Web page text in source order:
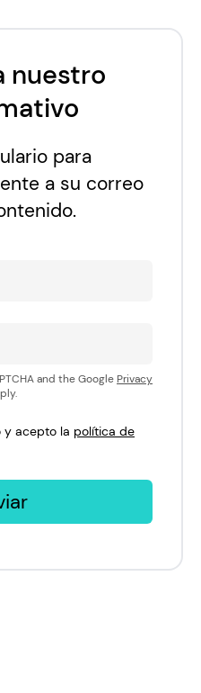
nuestro
para
a su correo
and the Google Privacy
y acepto la política de